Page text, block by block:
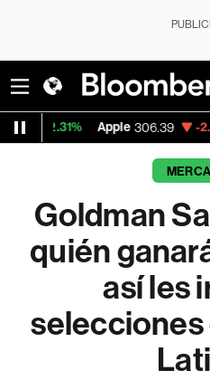
306.39 -2.21% USD COP
Goldman
quién
así les